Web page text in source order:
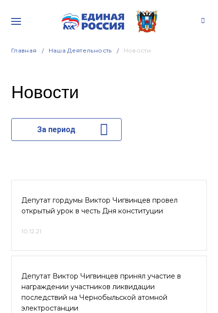
Главная Наша Деятельность Новости
Новости
За период
Депутат гордумы Виктор Чигвинцев провел
открытый урок в честь Дня конституции
10.12.21
Депутат Виктор Чигвинцев принял участие в
награждении участников ликвидации
последствий на Чернобыльской атомной
электростанции